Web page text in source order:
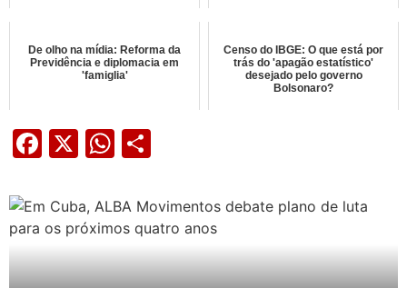
De olho na mídia: Reforma da
Previdência e diplomacia em
'famiglia'
Censo do IBGE: O que está por
trás do 'apagão estatístico'
desejado pelo governo
Bolsonaro?
Facebook
X WhatsApp